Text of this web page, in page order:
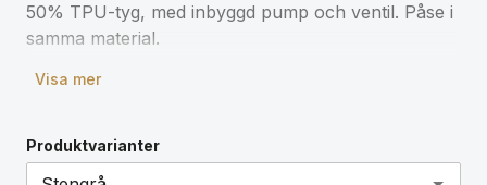
50% TPU-tyg, med inbyggd pump och ventil. Påse i
samma material.
Visa mer
Produktvarianter